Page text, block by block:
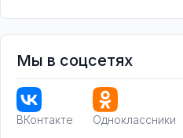
Мы в соцсетях
ВКонтакте Одноклассники